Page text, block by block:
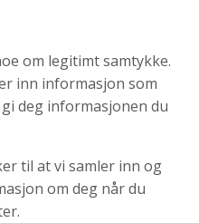
om legitimt samtykke.
inn informasjon som
deg informasjonen du
til at vi samler inn og
om deg når du